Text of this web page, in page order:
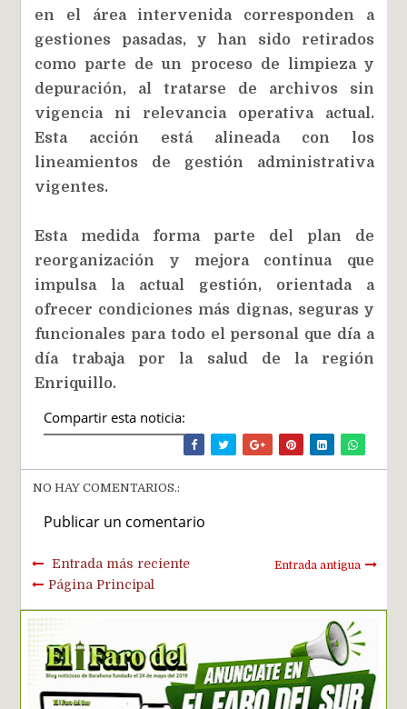
en el área intervenida corresponden a
gestiones pasadas, y han sido retirados
como parte de un proceso de limpieza y
depuración, al tratarse de archivos sin
vigencia ni relevancia operativa actual.
Esta acción está alineada con los
lineamientos de gestión administrativa
vigentes.
Esta medida forma parte del plan de
reorganización y mejora continua que
impulsa la actual gestión, orientada a
ofrecer condiciones más dignas, seguras y
funcionales para todo el personal que día a
día trabaja por la salud de la región
Enriquillo.
Compartir esta noticia:
NO HAY COMENTARIOS.:
Publicar un comentario
Entrada más reciente Entrada antigua
Página Principal